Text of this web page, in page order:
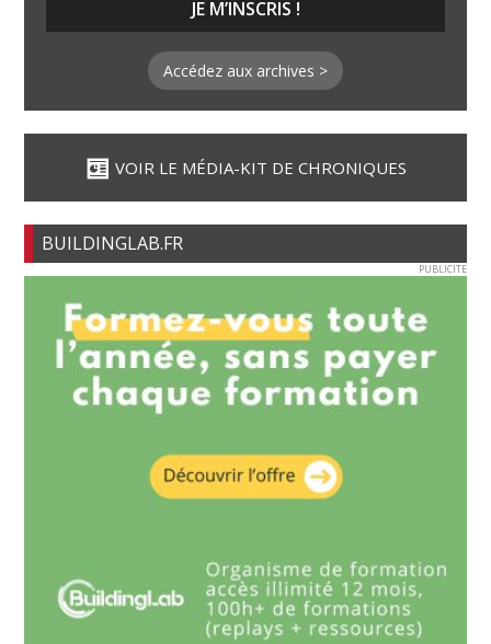
Accédez aux archives >
VOIR LE MÉDIA-KIT DE CHRONIQUES
BUILDINGLAB.FR
PUBLICITE